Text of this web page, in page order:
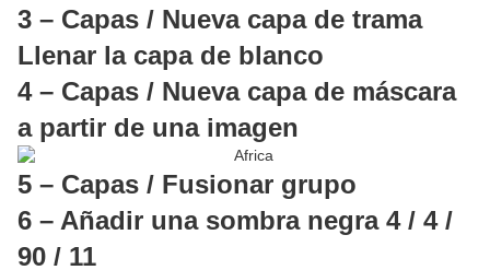
3 – Capas / Nueva capa de trama
Llenar la capa de blanco
4 – Capas / Nueva capa de máscara
a partir de una imagen
5 – Capas / Fusionar grupo
6 – Añadir una sombra negra 4 / 4 /
90 / 11